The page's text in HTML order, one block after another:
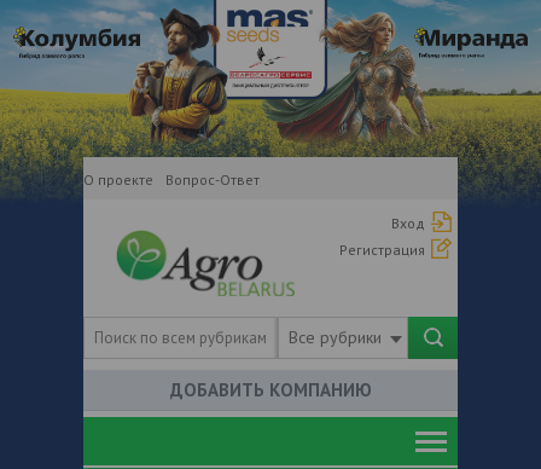
О проекте Вопрос-Ответ
Вход
Регистрация
Все рубрики
ДОБАВИТЬ КОМПАНИЮ